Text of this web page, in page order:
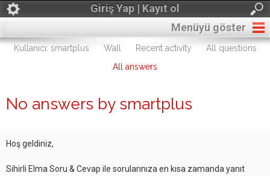
Giriş Yap | Kayıt ol
Menüyü göster
Kullanıcı: smartplus Wall Recent activity
All questions
All answers
No answers by smartplus
Hoş geldiniz,
Sihirli Elma Soru & Cevap ile sorularınıza en kısa zamanda yanıt